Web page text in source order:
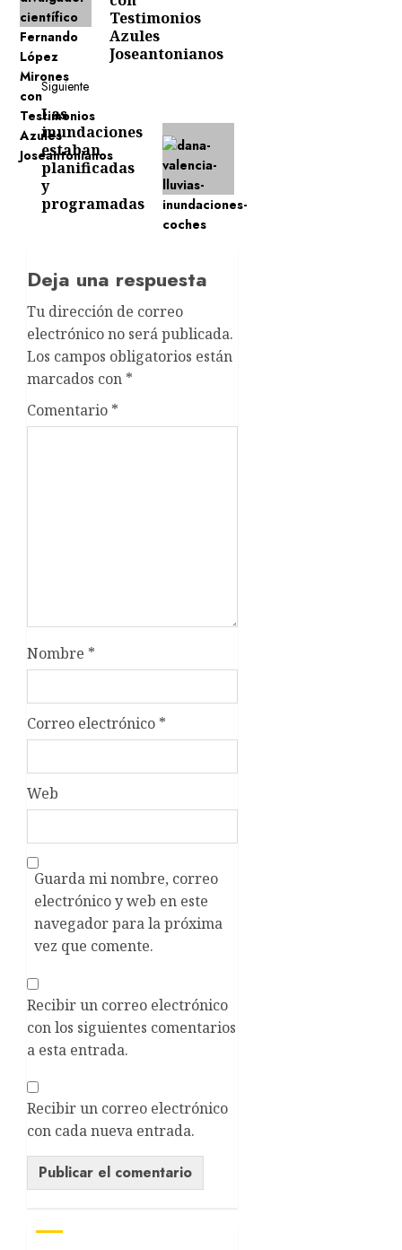
Testimonios
Azules
Joseantonianos
Siguiente
Siguiente
entrada:
Las
inundaciones
estaban
planificadas
y
programadas
Deja una respuesta
Tu dirección de correo
electrónico no será publicada.
Los campos obligatorios están
marcados con *
Comentario *
Nombre *
Correo electrónico *
Web
Guarda mi nombre, correo
electrónico y web en este
navegador para la próxima
vez que comente.
Recibir un correo electrónico
con los siguientes comentarios
a esta entrada.
Recibir un correo electrónico
con cada nueva entrada.